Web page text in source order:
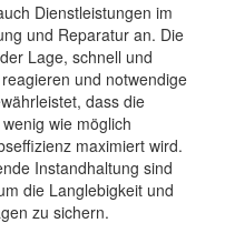
Dienstleistungen im
und Reparatur an. Die
Lage, schnell und
und notwendige
dass die
wie möglich
maximiert wird.
Instandhaltung sind
die Langlebigkeit und
zu sichern.